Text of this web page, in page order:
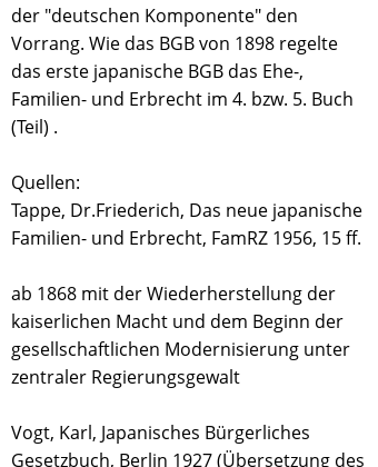
der "deutschen Komponente" den
Vorrang. Wie das BGB von 1898 regelte
das erste japanische BGB das Ehe-,
Familien- und Erbrecht im 4. bzw. 5. Buch
(Teil) .
Quellen:
Tappe, Dr.Friederich, Das neue japanische
Familien- und Erbrecht, FamRZ 1956, 15 ff.
ab 1868 mit der Wiederherstellung der
kaiserlichen Macht und dem Beginn der
gesellschaftlichen Modernisierung unter
zentraler Regierungsgewalt
Vogt, Karl, Japanisches Bürgerliches
Gesetzbuch, Berlin 1927 (Übersetzung des